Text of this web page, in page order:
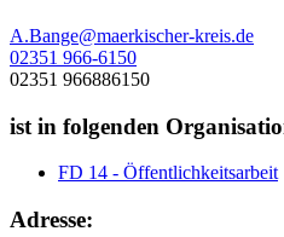
A.Bange@maerkischer-kreis.de
02351 966-6150
02351 966886150
ist in folgenden
FD 14 - Öffentlichkeitsarbeit
Adresse: